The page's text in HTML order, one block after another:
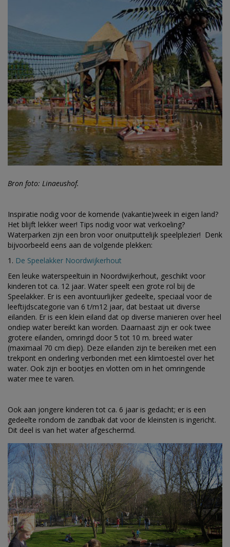
Bron foto: Linaeushof.
Inspiratie nodig voor de komende (vakantie)week in eigen land?
Het blijft lekker weer! Tips nodig voor wat verkoeling?
Waterparken zijn een bron voor onuitputtelijk speelplezier! Denk
bijvoorbeeld eens aan de volgende plekken:
1. De Speelakker Noordwijkerhout
Een leuke waterspeeltuin in Noordwijkerhout, geschikt voor
kinderen tot ca. 12 jaar. Water speelt een grote rol bij de
Speelakker. Er is een avontuurlijker gedeelte, speciaal voor de
leeftijdscategorie van 6 t/m12 jaar, dat bestaat uit diverse
eilanden. Er is een klein eiland dat op diverse manieren over heel
ondiep water bereikt kan worden. Daarnaast zijn er ook twee
grotere eilanden, omringd door 5 tot 10 m. breed water
(maximaal 70 cm diep). Deze eilanden zijn te bereiken met een
trekpont en onderling verbonden met een klimtoestel over het
water. Ook zijn er bootjes en vlotten om in het omringende
water mee te varen.
Ook aan jongere kinderen tot ca. 6 jaar is gedacht; er is een
gedeelte rondom de zandbak dat voor de kleinsten is ingericht.
Dit deel is van het water afgeschermd.